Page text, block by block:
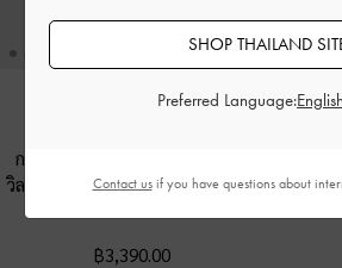
กระเป๋าเป้สองฟังก์ชั่นดีไซน์ลายค
วิลท์พร้อมที่ปิดด้านหน้ารุ่น Duo-สี
฿3,390.00
กระเป๋
SHOP THAILAND
Preferred Language:
Contact usif you have questions about